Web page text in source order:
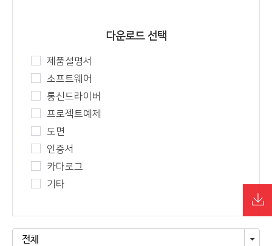
다운로드 선택
제품설명서
소프트웨어
통신드라이버
프로젝트예제
도면
인증서
카다로그
기타
전체